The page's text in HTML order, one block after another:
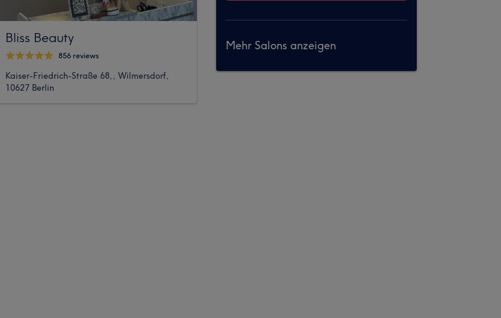
Bliss Beauty
856 reviews
Kaiser-Friedrich-Straße 68,, Wilmersdorf,
10627 Berlin
Mehr Salons anzeigen